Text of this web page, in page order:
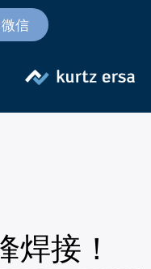
微信
焊接！